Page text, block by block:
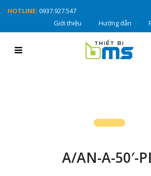
HOTLINE: 0937.927.547
Giới thiệu
Hướng dẫn
A/AN-A-50′-